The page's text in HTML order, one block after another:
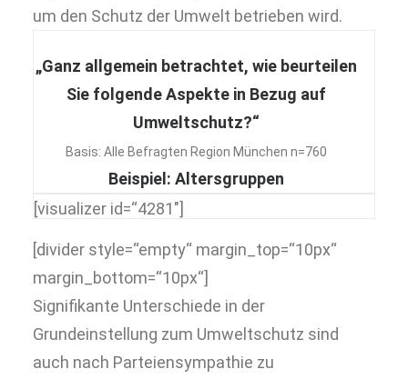
um den Schutz der Umwelt betrieben wird.
„Ganz allgemein betrachtet, wie beurteilen
Sie folgende Aspekte in Bezug auf
Umweltschutz?“
Basis: Alle Befragten Region München n=760
Beispiel: Altersgruppen
[visualizer id=“4281″]
[divider style=“empty“ margin_top=“10px“
margin_bottom=“10px“]
Signifikante Unterschiede in der
Grundeinstellung zum Umweltschutz sind
auch nach Parteiensympathie zu